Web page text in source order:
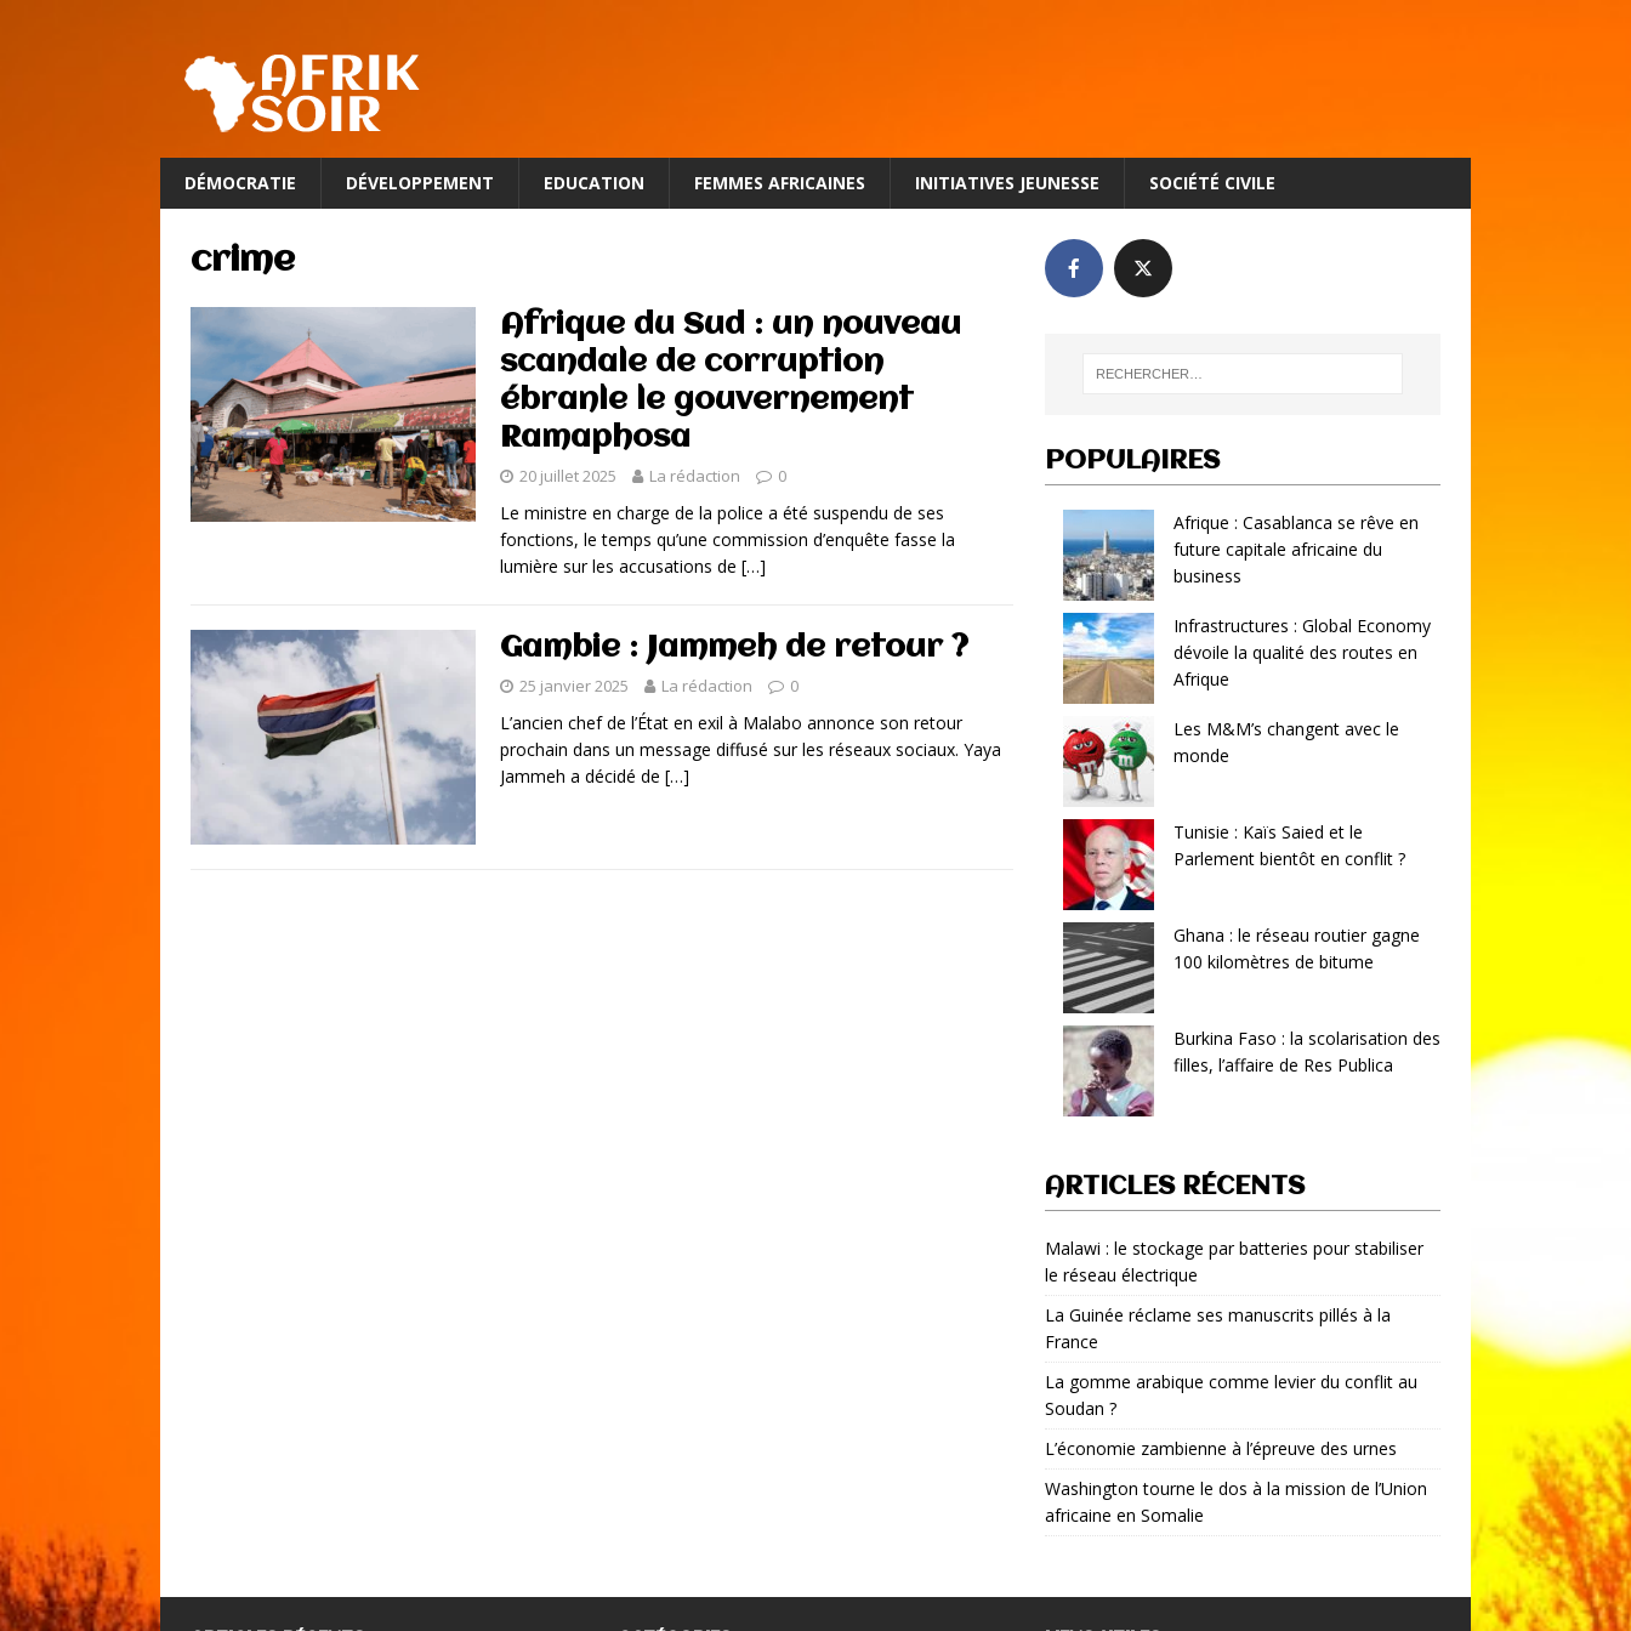
DÉMOCRATIE DÉVELOPPEMENT EDUCATION FEMMES AFRICAINES INITIATIVES JEUNESSE SOCIÉTÉ CIVILE
crime
Afrique du Sud : un nouveau
scandale de corruption
ébranle le gouvernement
Ramaphosa
20 juillet 2025 La rédaction 0
Le ministre en charge de la police a été suspendu de ses
fonctions, le temps qu’une commission d’enquête fasse la
lumière sur les accusations de […]
Gambie : Jammeh de retour ?
25 janvier 2025 La rédaction 0
L’ancien chef de l’État en exil à Malabo annonce son retour
prochain dans un message diffusé sur les réseaux sociaux. Yaya
Jammeh a décidé de […]
POPULAIRES
Afrique : Casablanca se rêve en
future capitale africaine du
business
Infrastructures : Global Economy
dévoile la qualité des routes en
Afrique
Les M&M’s changent avec le
monde
Tunisie : Kaïs Saied et le
Parlement bientôt en conflit ?
Ghana : le réseau routier gagne
100 kilomètres de bitume
Burkina Faso : la scolarisation des
filles, l’affaire de Res Publica
ARTICLES RÉCENTS
Malawi : le stockage par batteries pour stabiliser
le réseau électrique
La Guinée réclame ses manuscrits pillés à la
France
La gomme arabique comme levier du conflit au
Soudan ?
L’économie zambienne à l’épreuve des urnes
Washington tourne le dos à la mission de l’Union
africaine en Somalie